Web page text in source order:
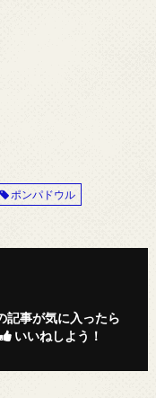
ポンパドウル
記事が気に入ったら
いいねしよう！